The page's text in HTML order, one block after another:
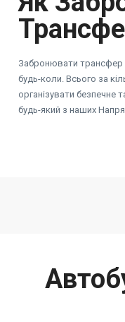
Забронювати трансфер
будь-коли. Всього за
організувати безпечне
будь-який з наших